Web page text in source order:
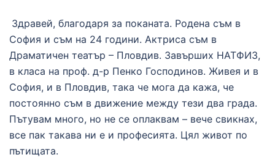
Здравей, благодаря за поканата. Родена съм в
София и съм на 24 години. Актриса съм в
Драматичен театър – Пловдив. Завърших НАТФИЗ,
в класа на проф. д-р Пенко Господинов. Живея и в
София, и в Пловдив, така че мога да кажа, че
постоянно съм в движение между тези два града.
Пътувам много, но не се оплаквам – вече свикнах,
все пак такава ни е и професията. Цял живот по
пътищата.